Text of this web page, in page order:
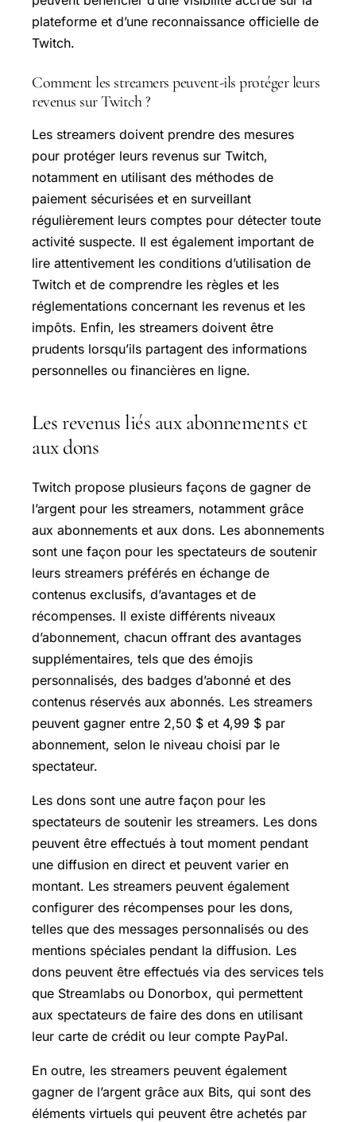
plateforme et d’une reconnaissance officielle de
Twitch.
Comment les streamers peuvent-ils protéger leurs
revenus sur Twitch ?
Les streamers doivent prendre des mesures
pour protéger leurs revenus sur Twitch,
notamment en utilisant des méthodes de
paiement sécurisées et en surveillant
régulièrement leurs comptes pour détecter toute
activité suspecte. Il est également important de
lire attentivement les conditions d’utilisation de
Twitch et de comprendre les règles et les
réglementations concernant les revenus et les
impôts. Enfin, les streamers doivent être
prudents lorsqu’ils partagent des informations
personnelles ou financières en ligne.
Les revenus liés aux abonnements et
aux dons
Twitch propose plusieurs façons de gagner de
l’argent pour les streamers, notamment grâce
aux abonnements et aux dons. Les abonnements
sont une façon pour les spectateurs de soutenir
leurs streamers préférés en échange de
contenus exclusifs, d’avantages et de
récompenses. Il existe différents niveaux
d’abonnement, chacun offrant des avantages
supplémentaires, tels que des émojis
personnalisés, des badges d’abonné et des
contenus réservés aux abonnés. Les streamers
peuvent gagner entre 2,50 $ et 4,99 $ par
abonnement, selon le niveau choisi par le
spectateur.
Les dons sont une autre façon pour les
spectateurs de soutenir les streamers. Les dons
peuvent être effectués à tout moment pendant
une diffusion en direct et peuvent varier en
montant. Les streamers peuvent également
configurer des récompenses pour les dons,
telles que des messages personnalisés ou des
mentions spéciales pendant la diffusion. Les
dons peuvent être effectués via des services tels
que Streamlabs ou Donorbox, qui permettent
aux spectateurs de faire des dons en utilisant
leur carte de crédit ou leur compte PayPal.
En outre, les streamers peuvent également
gagner de l’argent grâce aux Bits, qui sont des
éléments virtuels qui peuvent être achetés par